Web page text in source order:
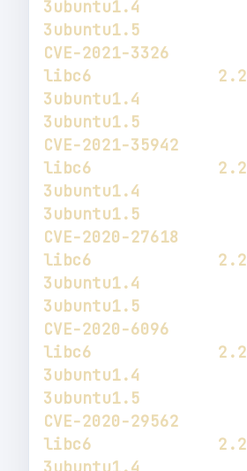
3ubuntu1.4
3ubuntu1.5
libc6
3ubuntu1.4
3ubuntu1.5
libc6
3ubuntu1.4
3ubuntu1.5
libc6
3ubuntu1.4
3ubuntu1.5
libc6
3ubuntu1.4
3ubuntu1.5
libc6
3ubuntu1.4